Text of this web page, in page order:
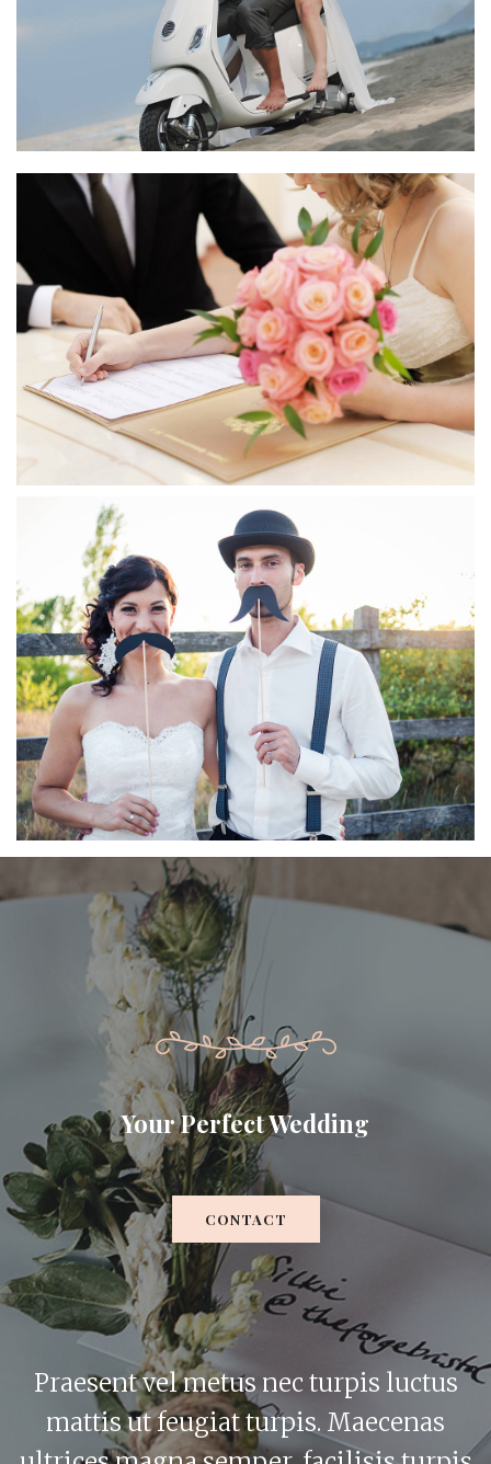
Your Perfect Wedding
CONTACT
Praesent vel metus nec turpis luctus
mattis ut feugiat turpis. Maecenas